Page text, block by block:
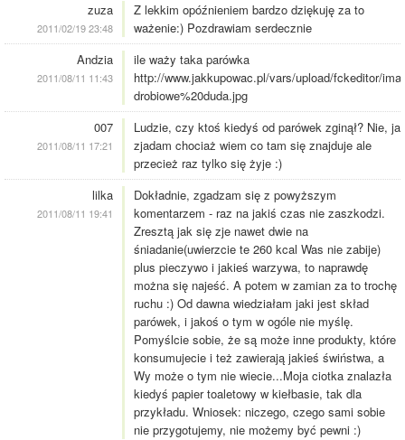
zuza
2011/02/19 23:48
Z lekkim opóźnieniem bardzo dziękuję za to
ważenie:) Pozdrawiam serdecznie
Andzia
2011/08/11 11:43
ile waży taka parówka
http://www.jakkupowac.pl/vars/upload/fckeditor/
drobiowe%20duda.jpg
007
2011/08/11 17:21
Ludzie, czy ktoś kiedyś od parówek zginął? Nie, ja
zjadam chociaż wiem co tam się znajduje ale
przecież raz tylko się żyje :)
lilka
2011/08/11 19:41
Dokładnie, zgadzam się z powyższym
komentarzem - raz na jakiś czas nie zaszkodzi.
Zresztą jak się zje nawet dwie na
śniadanie(uwierzcie te 260 kcal Was nie zabije)
plus pieczywo i jakieś warzywa, to naprawdę
można się najeść. A potem w zamian za to trochę
ruchu :) Od dawna wiedziałam jaki jest skład
parówek, i jakoś o tym w ogóle nie myślę.
Pomyślcie sobie, że są może inne produkty, które
konsumujecie i też zawierają jakieś świństwa, a
Wy może o tym nie wiecie...Moja ciotka znalazła
kiedyś papier toaletowy w kiełbasie, tak dla
przykładu. Wniosek: niczego, czego sami sobie
nie przygotujemy, nie możemy być pewni :)